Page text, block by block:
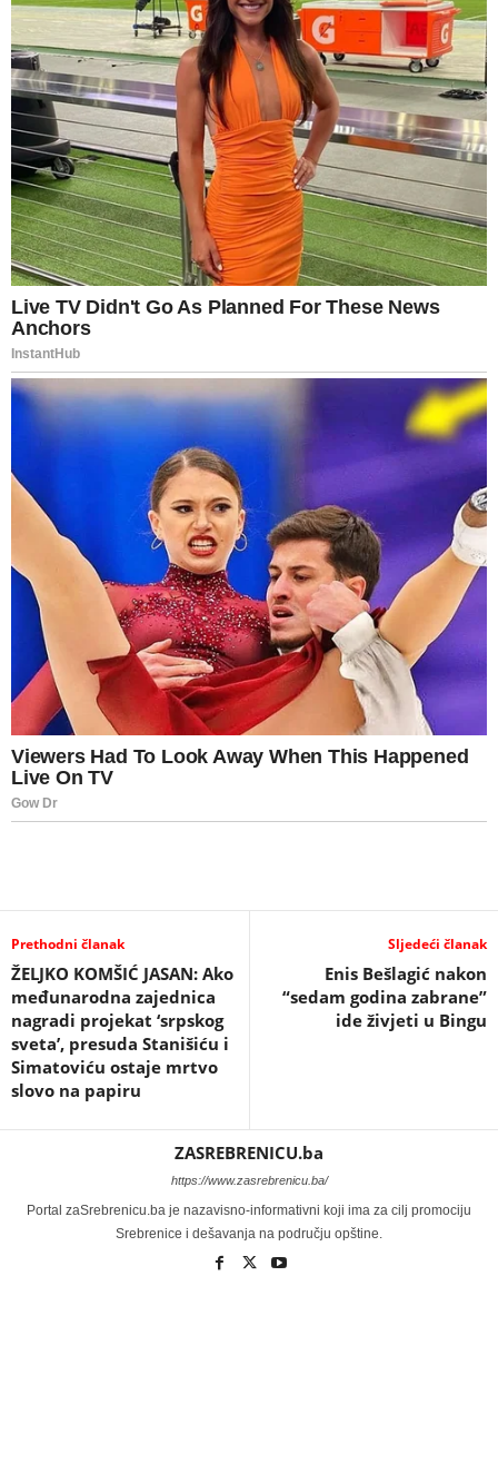
Prethodni članak
ŽELJKO KOMŠIĆ JASAN: Ako
međunarodna zajednica
nagradi projekat ‘srpskog
sveta’, presuda Stanišiću i
Simatoviću ostaje mrtvo
slovo na papiru
Sljedeći članak
Enis Bešlagić nakon
“sedam godina zabrane”
ide živjeti u Bingu
ZASREBRENICU.ba
https://www.zasrebrenicu.ba/
Portal zaSrebrenicu.ba je nazavisno-informativni koji ima za cilj promociju
Srebrenice i dešavanja na području opštine.